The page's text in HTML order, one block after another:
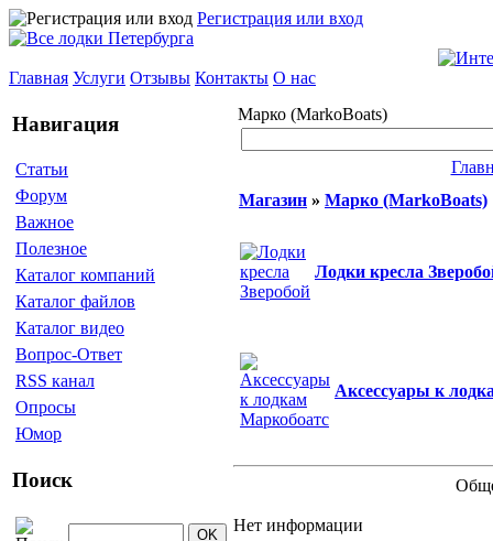
Регистрация или вход
Главная Услуги Отзывы Контакты О нас
Навигация
Статьи
Форум
Важное
Полезное
Каталог компаний
Каталог файлов
Каталог видео
Вопрос-Ответ
RSS канал
Опросы
Юмор
Поиск
Марко (MarkoBoats)
Магазин » Марко (MarkoBoats)
Лодки кресла
Аксессуары к
Нет информации